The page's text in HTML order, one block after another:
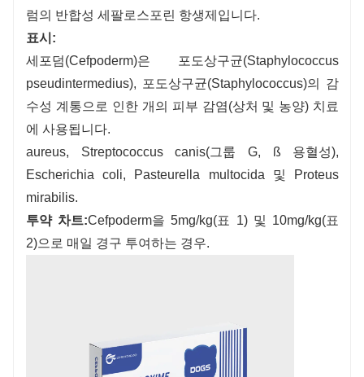
럼의 반합성 세팔로스포린 항생제입니다.
표시:
세포덤(Cefpoderm)은 포도상구균(Staphylococcus
pseudintermedius), 포도상구균(Staphylococcus)의 감
수성 계통으로 인한 개의 피부 감염(상처 및 농양) 치료
에 사용됩니다.
aureus, Streptococcus canis(그룹 G, ß 용혈성),
Escherichia coli, Pasteurella multocida 및 Proteus
mirabilis.
투약 차트:Cefpoderm을 5mg/kg(표 1) 및 10mg/kg(표
2)으로 매일 경구 투여하는 경우.